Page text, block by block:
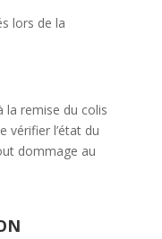
lors de la
la remise du colis
vérifier l’état du
dommage au